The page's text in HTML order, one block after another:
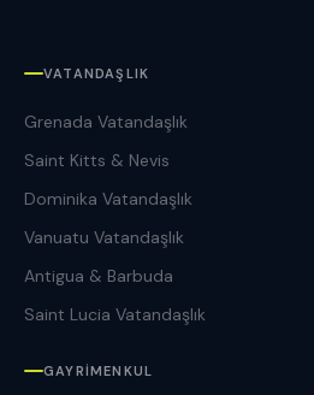
VATANDAŞLIK
Grenada Vatandaşlık
Saint Kitts & Nevis
Dominika Vatandaşlık
Vanuatu Vatandaşlık
Antigua & Barbuda
Saint Lucia Vatandaşlık
GAYRIMENKUL